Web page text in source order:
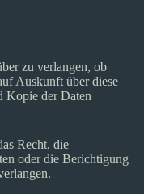
zu verlangen, ob
Auskunft über diese
Kopie der Daten
Recht, die
oder die Berichtigung